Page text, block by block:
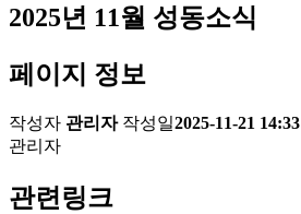
2025년 11월 성동소식
페이지 정보
작성자 관리자 작성일2025-11-21 14:33
관리자
관련링크